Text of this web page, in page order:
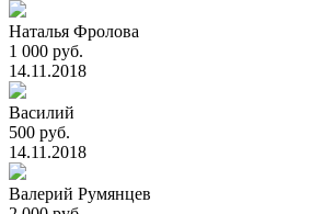
Наталья Фролова
1 000 руб.
14.11.2018
Василий
500 руб.
14.11.2018
Валерий Румянцев